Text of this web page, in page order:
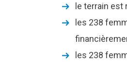
le terrain est
les 238
les 238